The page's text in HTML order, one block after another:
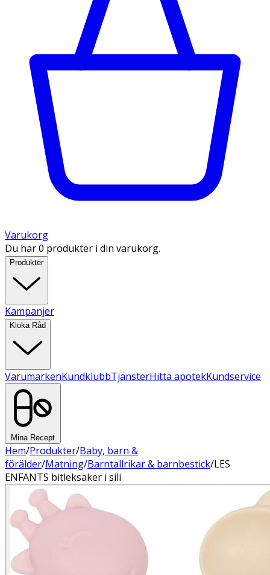
Varukorg
Du har 0 produkter i din varukorg.
Produkter
Kampanjer
Kloka Råd
VarumärkenKundklubbTjänsterHitta apotekKundservice
Mina Recept
Hem/Produkter/Baby, barn &
förälder/Matning/Barntallrikar & barnbestick/LES
ENFANTS bitleksaker i sili